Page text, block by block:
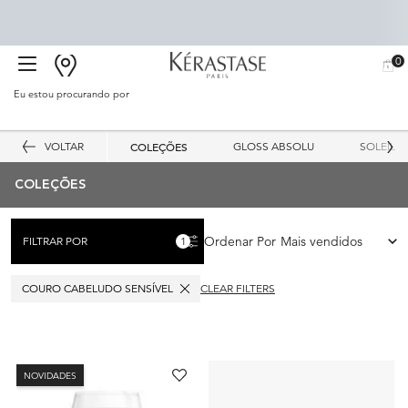
BUSCAR
MEU
0
0
Eu estou procurando por
Main content
VOLTAR COLEÇÕES GLOSS ABSOLU SOLEIL
COLEÇÕES
FILTRAR POR
FILTERS MENU 1
FILTER APPLIED Ordenar Por
COURO CABELUDO SENSÍVEL CLEAR FILTERS
NOVIDADES